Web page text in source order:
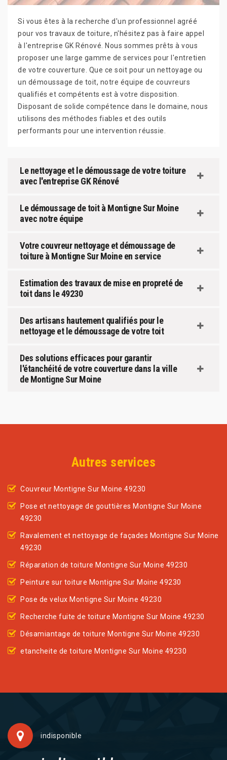
Si vous êtes à la recherche d'un professionnel agréé
pour vos travaux de toiture, n'hésitez pas à faire appel
à l'entreprise GK Rénové. Nous sommes prêts à vous
proposer une large gamme de services pour l'entretien
de votre couverture. Que ce soit pour un nettoyage ou
un démoussage de toit, notre équipe de couvreurs
qualifiés et compétents est à votre disposition.
Disposant de solide compétence dans le domaine, nous
utilisons des méthodes fiables et des outils
performants pour une intervention réussie.
Le nettoyage et le démoussage de votre toiture
avec l'entreprise GK Rénové
Le démoussage de toit à Montigne Sur Moine
avec notre équipe
Votre couvreur nettoyage et démoussage de
toiture à Montigne Sur Moine en service
Estimation des travaux de mise en propreté de
toit dans le 49230
Des artisans hautement qualifiés pour le
nettoyage et le démoussage de votre toit
Des solutions efficaces pour garantir
l'étanchéité de votre couverture dans la ville
de Montigne Sur Moine
Autres services
Couvreur Montigne Sur Moine 49230
Pose et nettoyage de gouttières Montigne Sur Moine
49230
Ravalement et nettoyage de façades Montigne Sur Moine
49230
Réparation de toiture Montigne Sur Moine 49230
Peinture sur toiture Montigne Sur Moine 49230
Pose de velux Montigne Sur Moine 49230
Recherche fuite de toiture Montigne Sur Moine 49230
Désamiantage de toiture Montigne Sur Moine 49230
etancheite de toiture Montigne Sur Moine 49230
indisponible